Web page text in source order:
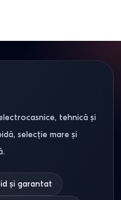
tehnică și
selecție mare și
și garantat